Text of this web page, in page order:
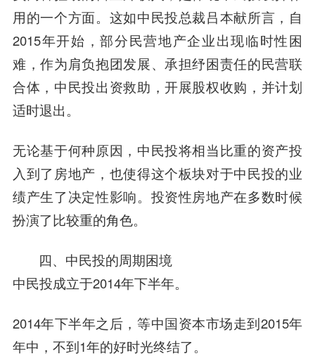
用的一个方面。这如中民投总裁吕本献所言，自
2015年开始，部分民营地产企业出现临时性困
难，作为肩负抱团发展、承担纾困责任的民营联
合体，中民投出资救助，开展股权收购，并计划
适时退出。
无论基于何种原因，中民投将相当比重的资产投
入到了房地产，也使得这个板块对于中民投的业
绩产生了决定性影响。投资性房地产在多数时候
扮演了比较重的角色。
四、中民投的周期困境
中民投成立于2014年下半年。
2014年下半年之后，等中国资本市场走到2015年
年中，不到1年的好时光终结了。